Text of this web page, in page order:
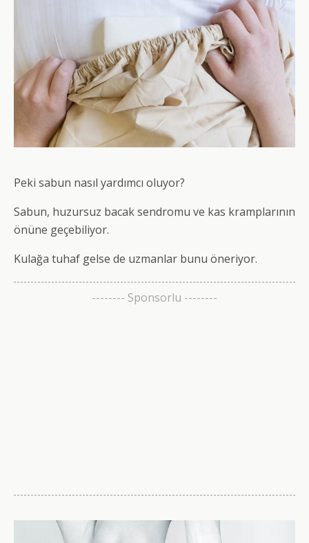
Peki sabun nasıl yardımcı oluyor?
Sabun, huzursuz bacak sendromu ve kas kramplarının
önüne geçebiliyor.
Kulağa tuhaf gelse de uzmanlar bunu öneriyor.
-------- Sponsorlu --------